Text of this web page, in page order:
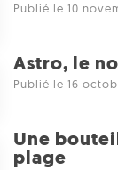
Publié le 10
Astro, le
Publié le 16
Une
plage